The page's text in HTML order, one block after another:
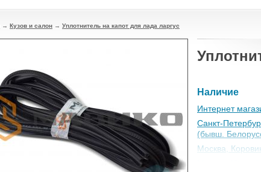
→ Кузов и салон → Уплотнитель на капот для лада ларгус
Наличие
Интернет
Санкт-
(бывш.
Москва,